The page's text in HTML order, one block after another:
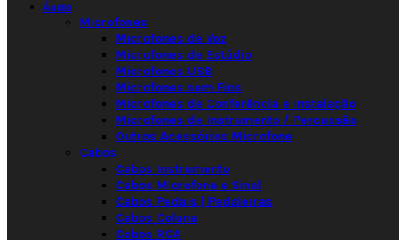
Áudio
Microfones
Microfones de Voz
Microfones de Estúdio
Microfones USB
Microfones sem Fios
Microfones de Conferência e Instalação
Microfones de Instrumento / Percussão
Outros Acessórios Microfone
Cabos
Cabos Instrumento
Cabos Microfone e Sinal
Cabos Pedais | Pedaleiras
Cabos Coluna
Cabos RCA